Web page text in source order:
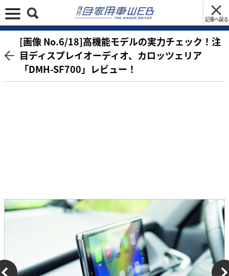
記事へ戻る
[画像 No.6/18]高機能モデルの実力チェック！注
目ディスプレイオーディオ、カロッツェリア
「DMH-SF700」レビュー！